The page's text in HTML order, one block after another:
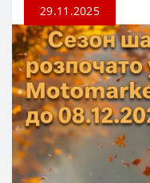
29.11.2025